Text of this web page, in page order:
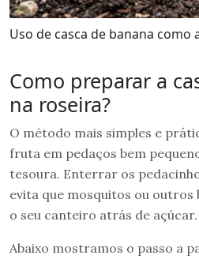
Uso de casca de banana como
Como preparar a
na roseira?
O método mais simples e
fruta em pedaços bem
tesoura. Enterrar os
evita que mosquitos ou
o seu canteiro atrás de açúcar.
Abaixo mostramos o passo a